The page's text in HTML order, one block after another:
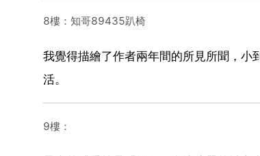
8樓：知哥89435趴椅
我覺得描繪了作者兩年間的所見所聞，小
活。
9樓：